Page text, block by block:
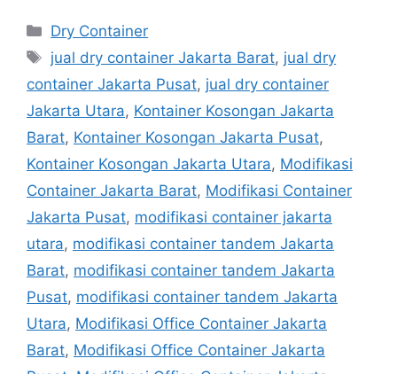
Categories
Dry Container
Tags
jual dry container Jakarta Barat, jual dry
container Jakarta Pusat, jual dry container
Jakarta Utara, Kontainer Kosongan Jakarta
Barat, Kontainer Kosongan Jakarta Pusat,
Kontainer Kosongan Jakarta Utara, Modifikasi
Container Jakarta Barat, Modifikasi Container
Jakarta Pusat, modifikasi container jakarta
utara, modifikasi container tandem Jakarta
Barat, modifikasi container tandem Jakarta
Pusat, modifikasi container tandem Jakarta
Utara, Modifikasi Office Container Jakarta
Barat, Modifikasi Office Container Jakarta